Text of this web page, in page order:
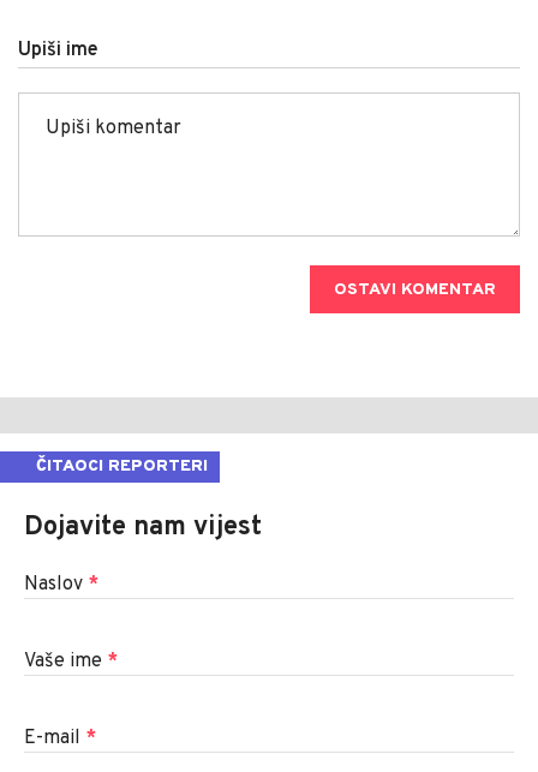
Upiši ime
OSTAVI KOMENTAR
ČITAOCI REPORTERI
Dojavite nam vijest
Naslov *
Vaše ime *
E-mail *